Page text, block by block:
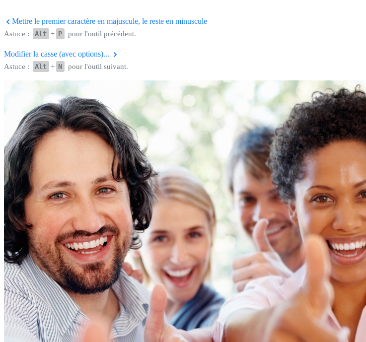
Mettre le premier caractère en majuscule, le reste en minuscule
Astuce : Alt + P pour l'outil précédent.
Modifier la casse (avec options)...
Astuce : Alt + N pour l'outil suivant.